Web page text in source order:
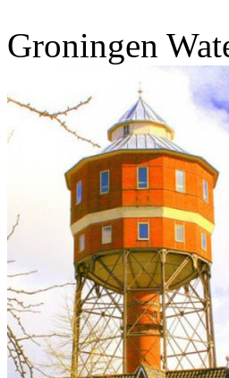
Groningen